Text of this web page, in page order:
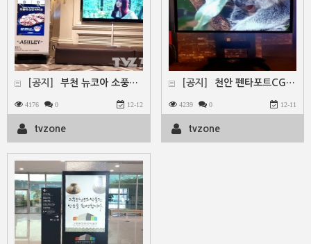
[공지] 부천 뉴코아 소풍터미널 애슐리 65인치 벽걸이설치
4176 0 12-12
tvzone
[공지] 천안 펜타포트CGV 광고홍보용 멀티터치 디스플레이 86…
4239 0 12-11
tvzone